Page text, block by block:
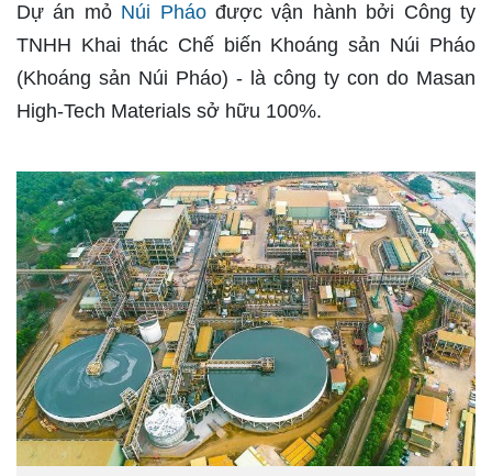
Dự án mỏ Núi Pháođược vận hành bởi Công ty
TNHH Khai thác Chế biến Khoáng sản Núi Pháo
(Khoáng sản Núi Pháo) - là công ty con do Masan
High-Tech Materials sở hữu 100%.